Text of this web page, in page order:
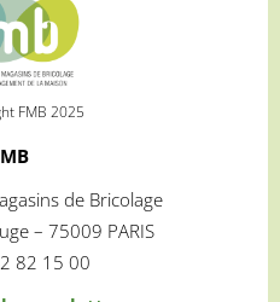
FMB 2025
de Bricolage
– 75009 PARIS
82 15 00